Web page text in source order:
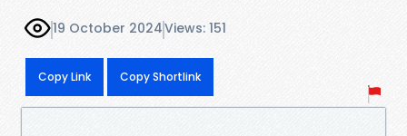
19 October 2024Views: 151
Copy Link Copy Shortlink